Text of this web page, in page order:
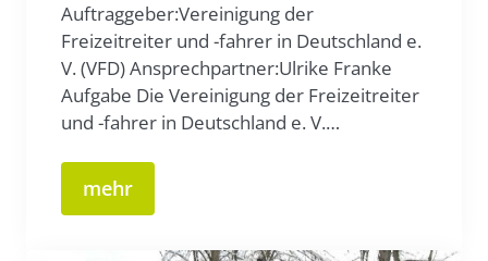
Auftraggeber:Vereinigung der
Freizeitreiter und -fahrer in Deutschland e.
V. (VFD) Ansprechpartner:Ulrike Franke
Aufgabe Die Vereinigung der Freizeitreiter
und -fahrer in Deutschland e. V.…
mehr